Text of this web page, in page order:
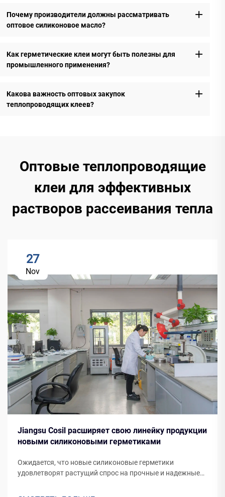
Почему производители должны рассматривать
оптовое силиконовое масло?
Как герметические клеи могут быть полезны для
промышленного применения?
Какова важность оптовых закупок
теплопроводящих клеев?
Оптовые теплопроводящие
клеи для эффективных
растворов рассеивания тепла
27
Nov
Jiangsu Cosil расширяет свою линейку продукции
новыми силиконовыми герметиками
Ожидается, что новые силиконовые герметики
удовлетворят растущий спрос на прочные и надежные